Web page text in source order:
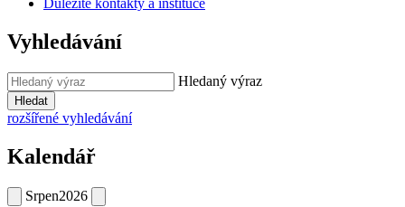
Důležité kontakty a instituce
Vyhledávání
Hledaný výraz
Hledat
rozšířené vyhledávání
Kalendář
Srpen2026